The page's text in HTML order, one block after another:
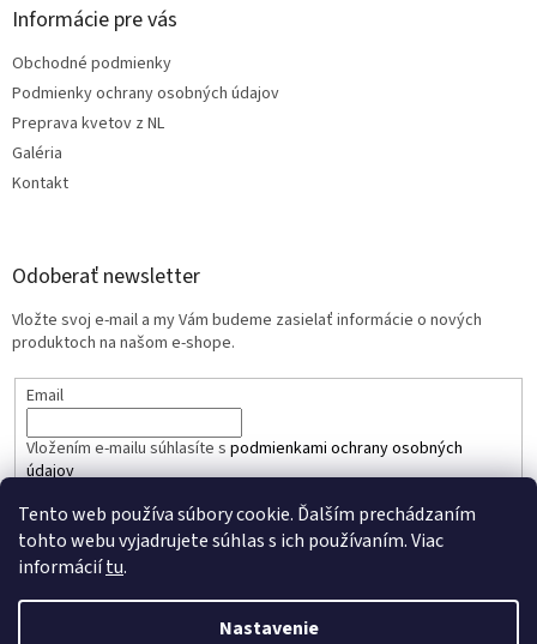
Tento web používa súbory cookie. Ďalším prechádzaním
tohto webu vyjadrujete súhlas s ich používaním. Viac
informáciítu.
Nastavenie
Informácie pre vás
Obchodné podmienky
Podmienky ochrany osobných údajov
Preprava kvetov z NL
Galéria
Kontakt
Odoberať newsletter
Vložte svoj e-mail a my Vám budeme zasielať informácie o nových
produktoch na našom e-shope.
Email
Vložením e-mailu súhlasíte s podmienkami ochrany osobných
údajov
PRIHLÁSIŤ SA
Vytvoril Shoptet